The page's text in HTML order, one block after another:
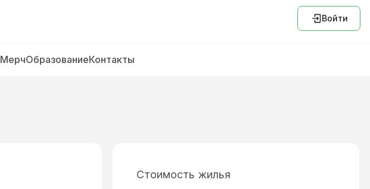
Войти
МерчОбразованиеКонтакты
Стоимость жилья